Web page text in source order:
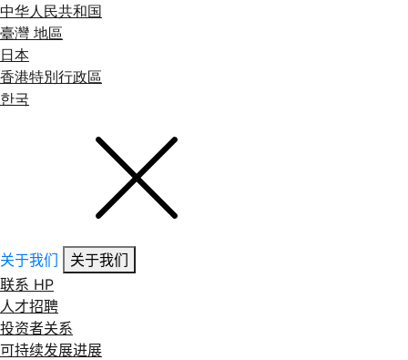
中华人民共和国
臺灣 地區
日本
香港特別行政區
한국
关于我们
关于我们
联系 HP
人才招聘
投资者关系
可持续发展进展